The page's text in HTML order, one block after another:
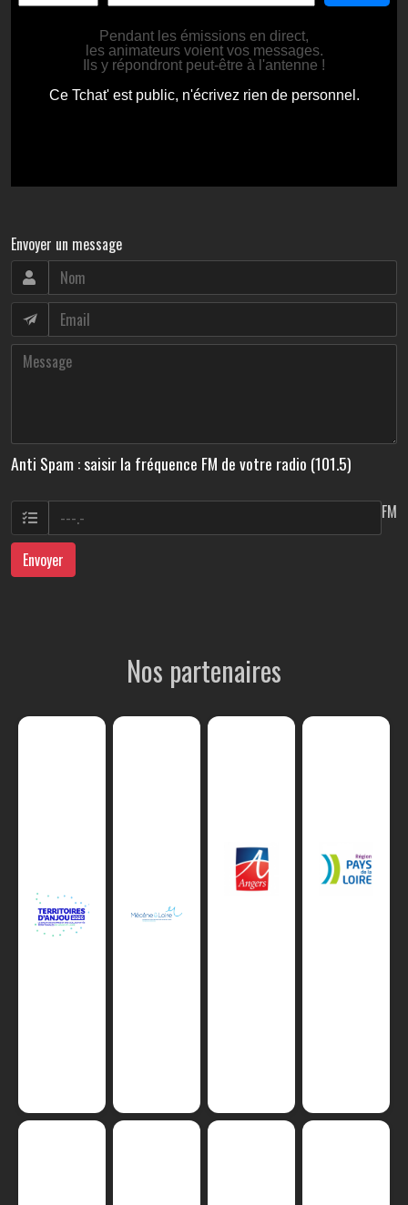
Envoyer un message
Anti Spam : saisir la fréquence FM de votre radio (101.5)
FM
Envoyer
Nos partenaires